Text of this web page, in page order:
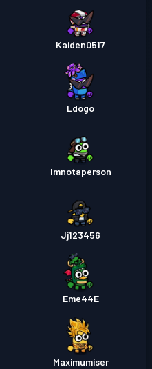
Kaiden0517
Ldogo
Imnotaperson
Jj123456
Eme44E
Maximumiser